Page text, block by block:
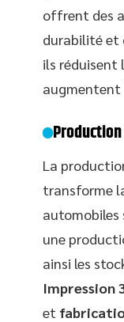
offrent des
durabilité et
ils réduisent
augmentent
La
transforme
automobiles
une
ainsi les
Impression
et